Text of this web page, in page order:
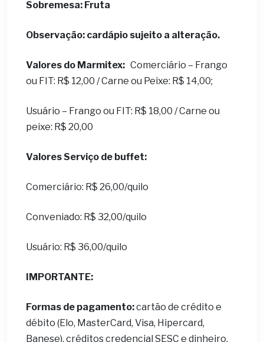
Sobremesa: Fruta
Observação: cardápio sujeito a alteração.
Valores do Marmitex: Comerciário – Frango
ou FIT: R$ 12,00 / Carne ou Peixe: R$ 14,00;
Usuário – Frango ou FIT: R$ 18,00 / Carne ou
peixe: R$ 20,00
Valores Serviço de buffet:
Comerciário: R$ 26,00/quilo
Conveniado: R$ 32,00/quilo
Usuário: R$ 36,00/quilo
IMPORTANTE:
Formas de pagamento:cartão de crédito e
débito (Elo, MasterCard, Visa, Hipercard,
Banese), créditos credencial SESC e dinheiro.